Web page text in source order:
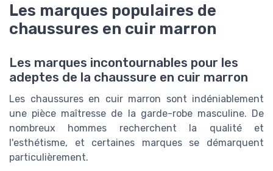
Les marques populaires de
chaussures en cuir marron
Les marques incontournables pour les
adeptes de la chaussure en cuir marron
Les chaussures en cuir marron sont indéniablement
une pièce maîtresse de la garde-robe masculine. De
nombreux hommes recherchent la qualité et
l'esthétisme, et certaines marques se démarquent
particulièrement.